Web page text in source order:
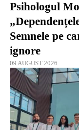
Psihologul
Semnele pe
ignore
09 AUGUST 2026